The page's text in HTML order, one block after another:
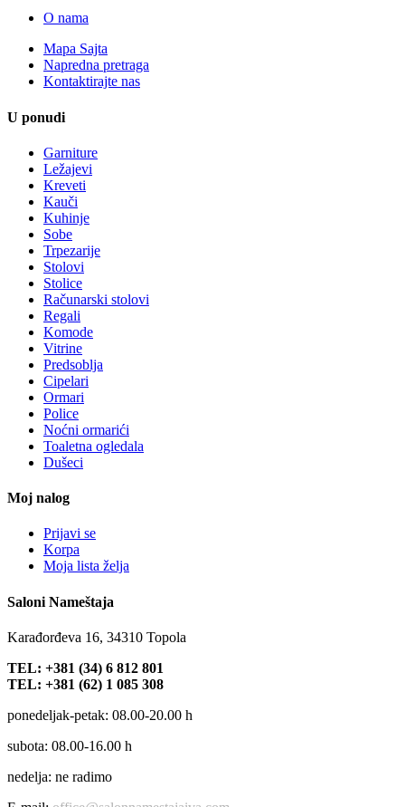
O nama
Mapa Sajta
Napredna pretraga
Kontaktirajte nas
U ponudi
Garniture
Ležajevi
Kreveti
Kauči
Kuhinje
Sobe
Trpezarije
Stolovi
Stolice
Računarski stolovi
Regali
Komode
Vitrine
Predsoblja
Cipelari
Ormari
Police
Noćni ormarići
Toaletna ogledala
Dušeci
Moj nalog
Prijavi se
Korpa
Moja lista želja
Saloni Nameštaja
Karađorđeva 16, 34310 Topola
TEL: +381 (34) 6 812 801
TEL: +381 (62) 1 085 308
ponedeljak-petak: 08.00-20.00 h
subota: 08.00-16.00 h
nedelja: ne radimo